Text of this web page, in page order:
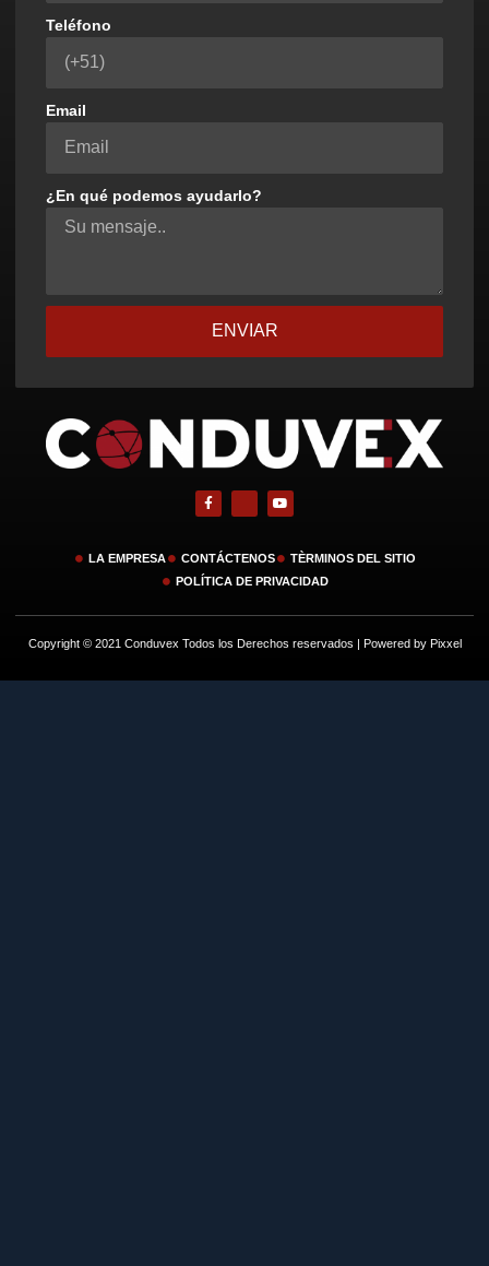
Teléfono
Email
¿En qué podemos ayudarlo?
ENVIAR
LA EMPRESA CONTÁCTENOS
TÈRMINOS DEL SITIO
POLÍTICA DE PRIVACIDAD
Copyright © 2021 Conduvex Todos los Derechos reservados | Powered by Pixxel